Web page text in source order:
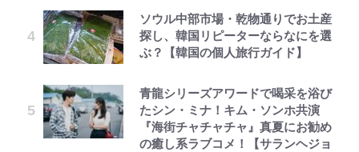
ソウル中部市場・乾物通りでお土産
探し、韓国リピーターならなにを選
ぶ？【韓国の個人旅行ガイド】
青龍シリーズアワードで喝采を浴び
たシン・ミナ！キム・ソンホ共演
『海街チャチャチャ』真夏にお勧め
の癒し系ラブコメ！【サランヘジョ